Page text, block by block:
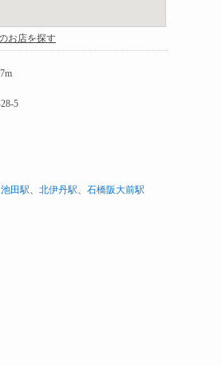
池田駅 北伊丹駅 石橋阪大前駅